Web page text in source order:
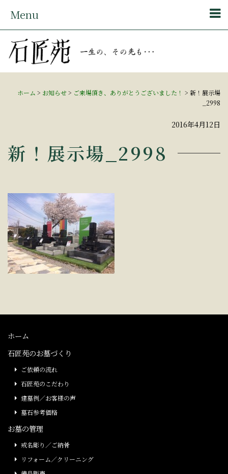
Menu
ホーム > お知らせ> ご来場頂き、ありがとうございました！ > 新！展示場
_2998
2016年4月12日
新！展示場_2998
ホーム
石匠苑のお墓づくり
ご依頼の流れ
石匠苑のこだわり
建墓例／お客様の声
墓石参考価格
お墓の管理
戒名彫り／ご納骨
リフォーム／クリーニング